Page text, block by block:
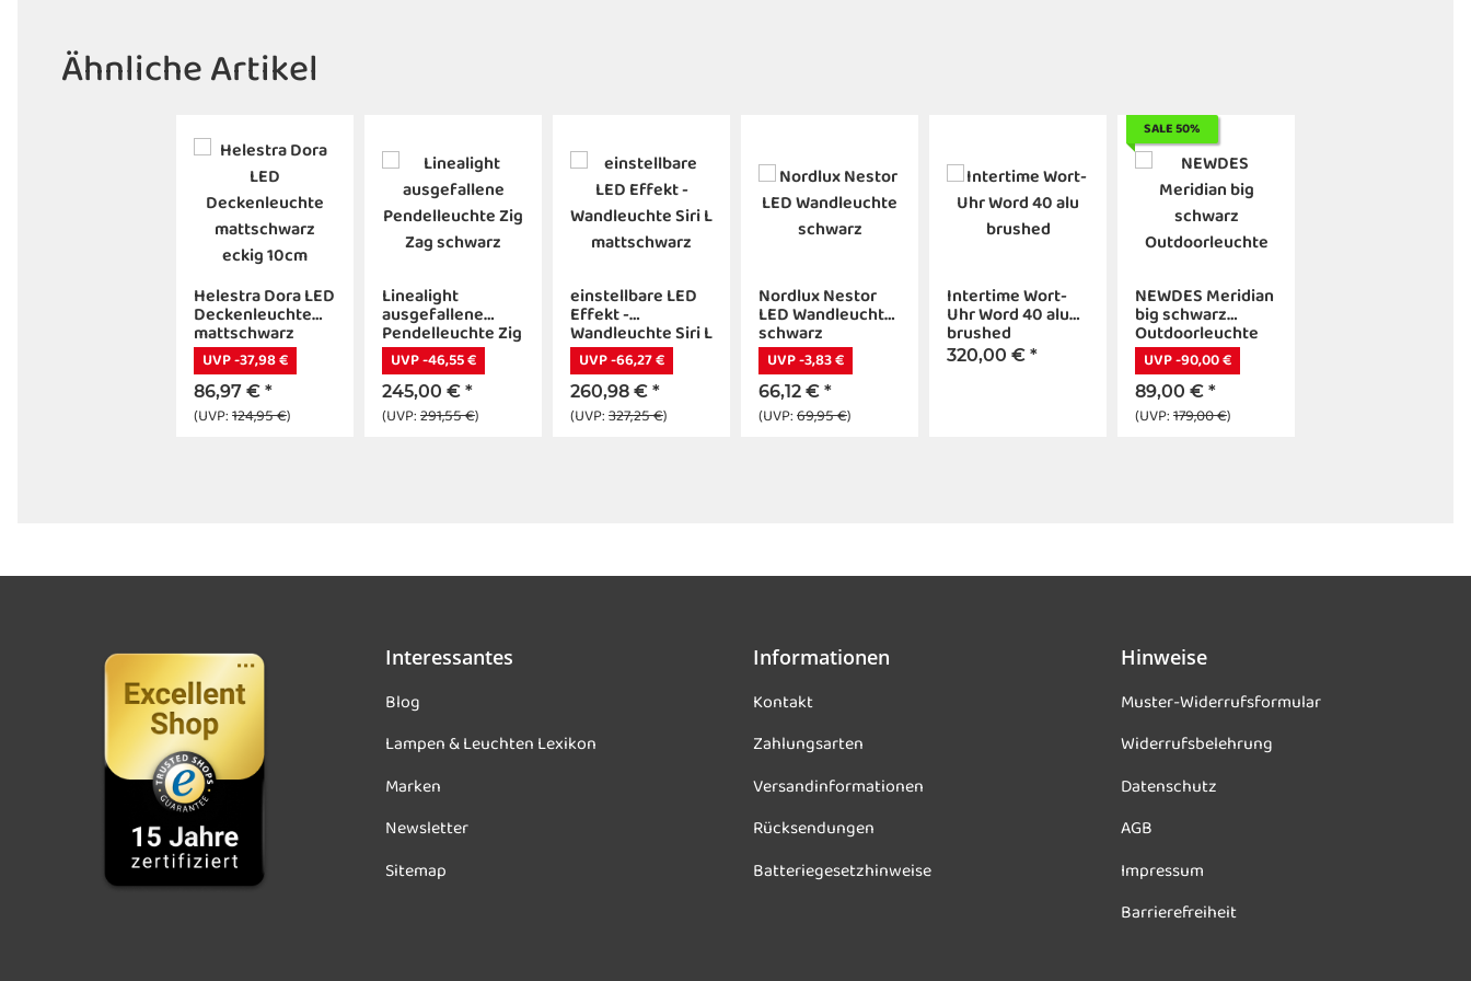
Ähnliche Artikel
Helestra Dora LED
Deckenleuchte
mattschwarz
eckig 10cm
UVP -37,98 €
86,97 € *
(UVP:124,95 €)
Linealight
ausgefallene
Pendelleuchte Zig
Zag schwarz
UVP -46,55 €
245,00 € *
(UVP:291,55 €)
einstellbare LED
Effekt -
Wandleuchte Siri L
mattschwarz
UVP -66,27 €
260,98 € *
(UVP:327,25 €)
Nordlux Nestor
LED Wandleuchte
schwarz
UVP -3,83 €
66,12 € *
(UVP:69,95 €)
Intertime Wort-
Uhr Word 40 alu
brushed
320,00 € *
SALE 50%
NEWDES Meridian
big schwarz
Outdoorleuchte
UVP -90,00 €
89,00 € *
(UVP:179,00 €)
Interessantes
Blog
Lampen & Leuchten Lexikon
Marken
Newsletter
Sitemap
Informationen
Kontakt
Zahlungsarten
Versandinformationen
Rücksendungen
Batteriegesetzhinweise
Hinweise
Muster-Widerrufsformular
Widerrufsbelehrung
Datenschutz
AGB
Impressum
Barrierefreiheit